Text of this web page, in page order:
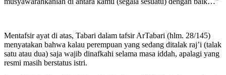
Mentafsir ayat di atas, Tabari dalam tafsir ArTabari (hlm. 28/145)
menyatakan bahwa kalau perempuan yang sedang ditalak raj’i (talak
satu atau dua) saja wajib dinafkahi selama masa iddah, apalagi yang
resmi masih berstatus istri.